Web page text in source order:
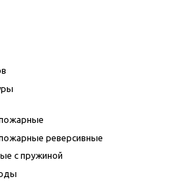
реверсивные
с пружиной